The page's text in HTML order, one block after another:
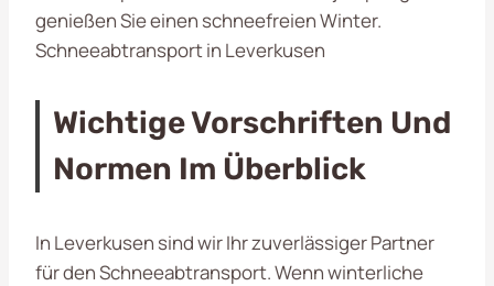
genießen Sie einen schneefreien Winter.
Schneeabtransport in Leverkusen
Wichtige Vorschriften Und
Normen Im Überblick
In Leverkusen sind wir Ihr zuverlässiger Partner
für den Schneeabtransport. Wenn winterliche